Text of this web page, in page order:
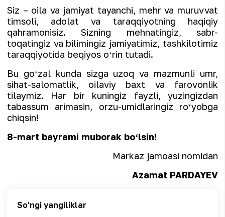
Siz – oila va jamiyat tayanchi, mehr va muruvvat
timsoli, adolat va taraqqiyotning haqiqiy
qahramonisiz. Sizning mehnatingiz, sabr-
toqatingiz va bilimingiz jamiyatimiz, tashkilotimiz
taraqqiyotida beqiyos oʻrin tutadi.
Bu goʻzal kunda sizga uzoq va mazmunli umr,
sihat-salomatlik, oilaviy baxt va farovonlik
tilaymiz. Har bir kuningiz fayzli, yuzingizdan
tabassum arimasin, orzu-umidlaringiz roʻyobga
chiqsin!
8-mart bayrami muborak boʻlsin!
Markaz jamoasi nomidan
Azamat PARDAYEV
So'ngi yangiliklar